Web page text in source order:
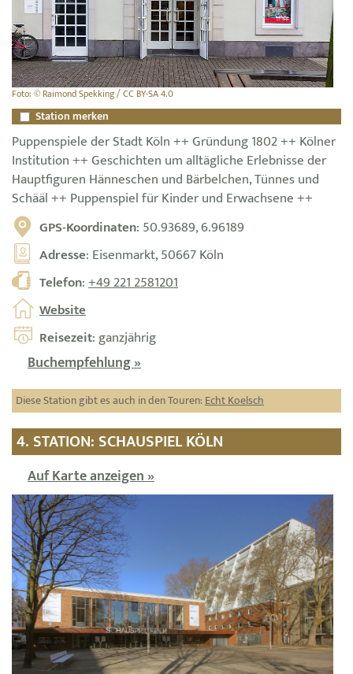
Foto: © Raimond Spekking / CC BY-SA 4.0
Station merken
Puppenspiele der Stadt Köln ++ Gründung 1802 ++ Kölner
Institution ++ Geschichten um alltägliche Erlebnisse der
Hauptfiguren Hänneschen und Bärbelchen, Tünnes und
Schääl ++ Puppenspiel für Kinder und Erwachsene ++
GPS-Koordinaten: 50.93689, 6.96189
Adresse: Eisenmarkt, 50667 Köln
Telefon:+49 221 2581201
Website
Reisezeit: ganzjährig
Buchempfehlung »
Diese Station gibt es auch in den Touren:Echt Koelsch
4. STATION: SCHAUSPIEL KÖLN
Auf Karte anzeigen »